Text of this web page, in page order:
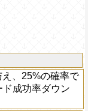
、25%の確率で
成功率ダウン